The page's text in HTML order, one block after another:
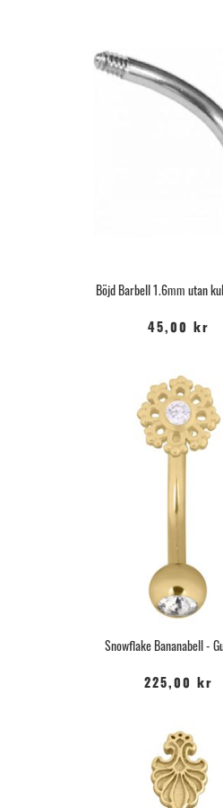
Böjd Barbell 1.6mm utan
45,00 kr
Snowflake Bananabell -
225,00 kr